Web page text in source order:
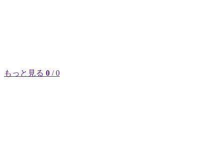
もっと見る 0 / 0